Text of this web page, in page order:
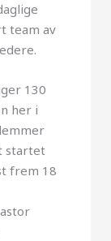
team av
130
her i
startet
frem 18